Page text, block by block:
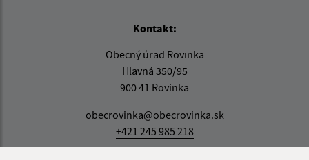
Kontakt:
Obecný úrad Rovinka
Hlavná 350/95
900 41 Rovinka
obecrovinka@obecrovinka.sk
+421 245 985 218